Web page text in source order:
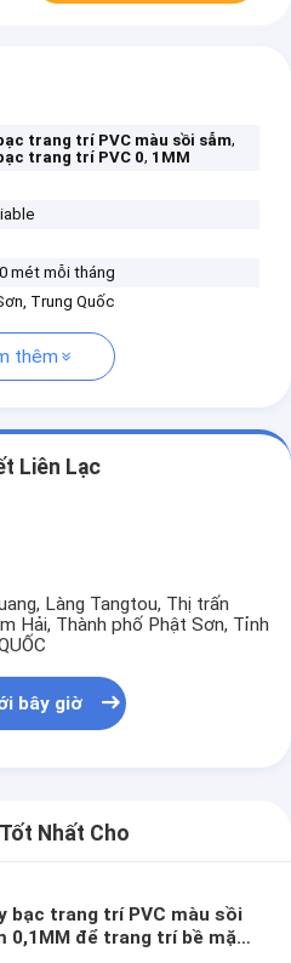
trang trí PVC màu sồi sẫm,
trang trí PVC 0, 1MM
mét mỗi tháng
Trung Quốc
thêm
Liên Lạc
Làng Tangtou, Thị trấn
Hải, Thành phố Phật Sơn, Tỉnh
bây giờ
Nhất Cho
bạc trang trí PVC màu sồi
0,1MM để trang trí bề mặt